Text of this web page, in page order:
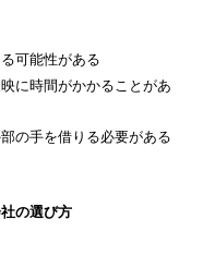
可能性がある
に時間がかかることがあ
の手を借りる必要がある
の選び方